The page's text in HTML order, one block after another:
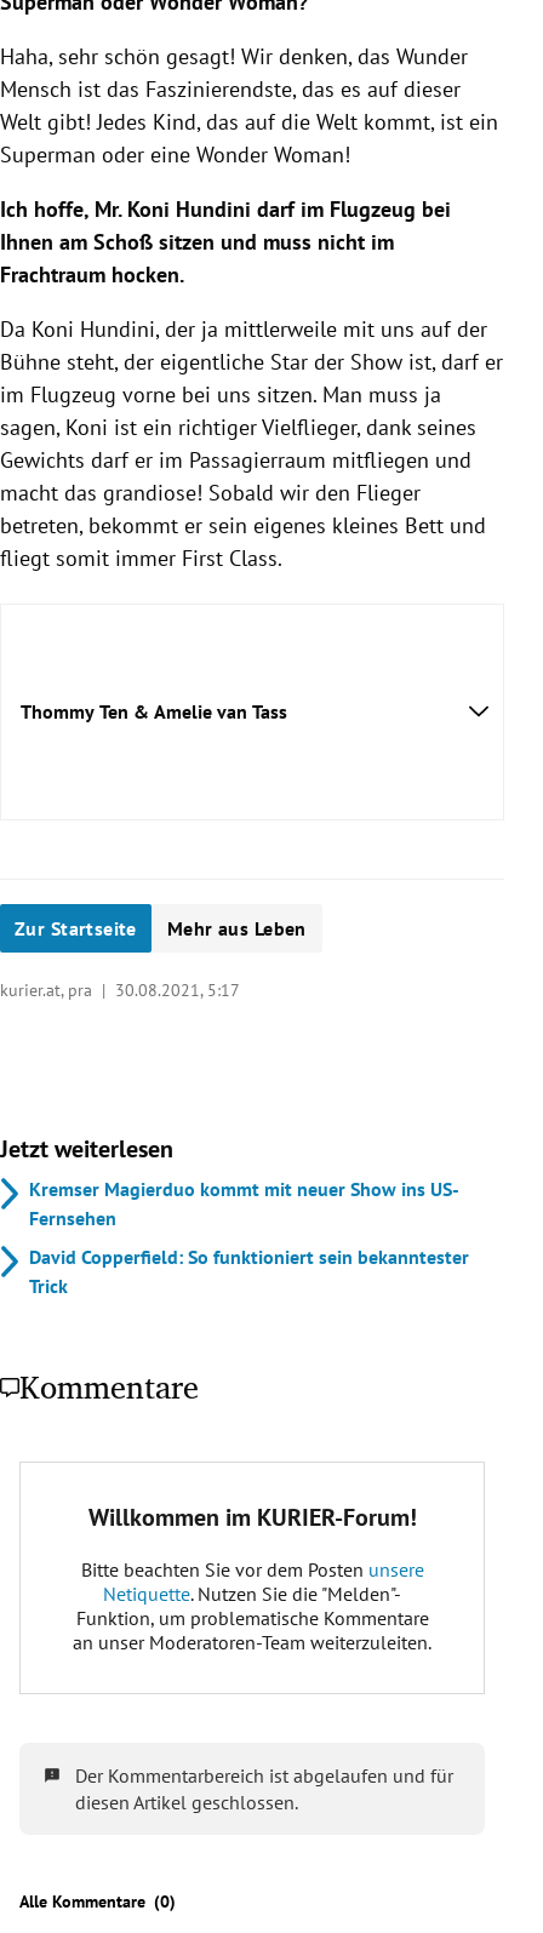
Haha, sehr schön gesagt! Wir denken, das Wunder
Mensch ist das Faszinierendste, das es auf dieser
Welt gibt! Jedes Kind, das auf die Welt kommt, ist ein
Superman oder eine Wonder Woman!
Ich hoffe, Mr. Koni Hundini darf im Flugzeug bei
Ihnen am Schoß sitzen und muss nicht im
Frachtraum hocken.
Da Koni Hundini, der ja mittlerweile mit uns auf der
Bühne steht, der eigentliche Star der Show ist, darf er
im Flugzeug vorne bei uns sitzen. Man muss ja
sagen, Koni ist ein richtiger Vielflieger, dank seines
Gewichts darf er im Passagierraum mitfliegen und
macht das grandiose! Sobald wir den Flieger
betreten, bekommt er sein eigenes kleines Bett und
fliegt somit immer First Class.
Thommy Ten & Amelie van Tass
Zur Startseite Mehr aus Leben
kurier.at, pra | 30.08.2021, 5:17
Jetzt weiterlesen
Kremser Magierduo kommt mit neuer Show ins US-
Fernsehen
David Copperfield: So funktioniert sein bekanntester
Trick
Kommentare